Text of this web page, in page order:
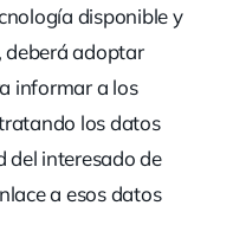
disponible y
deberá adoptar
informar a los
los datos
del interesado de
a esos datos